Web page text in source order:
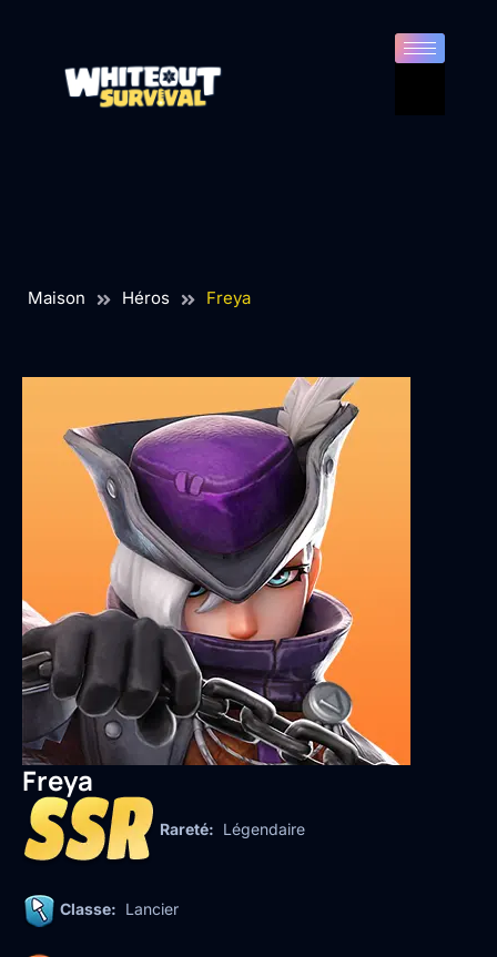
Maison Héros Freya
Freya
Rareté: Légendaire
Classe: Lancier